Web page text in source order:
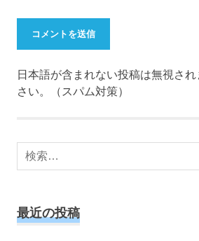
日本語が含まれない投稿は無視さ
さい。（スパム対策）
検
最近の投稿